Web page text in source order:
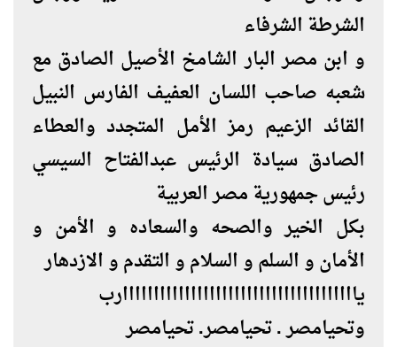
الشرطة الشرفاء
و ابن مصر البار الشامخ الأصيل الصادق مع
شعبه صاحب اللسان العفيف الفارس النبيل
القائد الزعيم رمز الأمل المتجدد والعطاء
الصادق سيادة الرئيس عبدالفتاح السيسي
رئيس جمهورية مصر العربية
بكل الخير والصحه والسعاده و الأمن و
الأمان و السلم و السلام و التقدم و الازدهار
ياااااااااااااااااااااااااااااااااااااارب
وتحيامصر . تحيامصر. تحيامصر